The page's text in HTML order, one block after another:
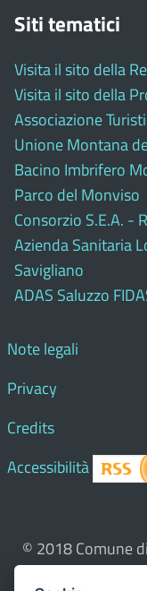
Siti tematici
Visita il sito della
Visita il sito della
Associazione
Unione Montana
Bacino Imbrifero
Parco del Monviso
Consorzio S.E.A. -
Azienda Sanitaria
Savigliano
ADAS Saluzzo
Note legali
Privacy
Credits
Accessibilità
© 2018 Comune di
contenuti del sito,